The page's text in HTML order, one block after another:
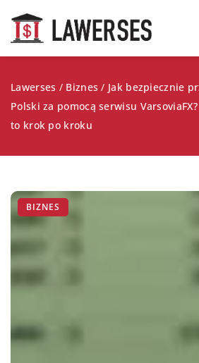
Lawerses / Biznes / Jak bezpiecznie
Polski za pomocą serwisu
to krok po kroku
BIZNES